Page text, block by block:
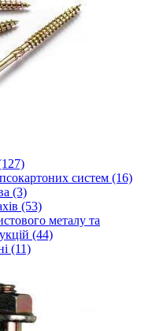
систем (16)
(3)
(53)
металу та
(44)
(11)